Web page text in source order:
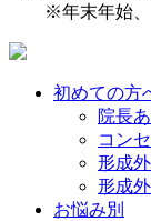
※年末年始、お
初めての方
院長
コン
形成
形成
お悩み別